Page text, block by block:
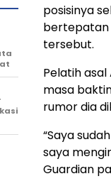
posisinya
bertepatan
tersebut.
Pelatih
masa
rumor dia
“Saya
saya
Guardian